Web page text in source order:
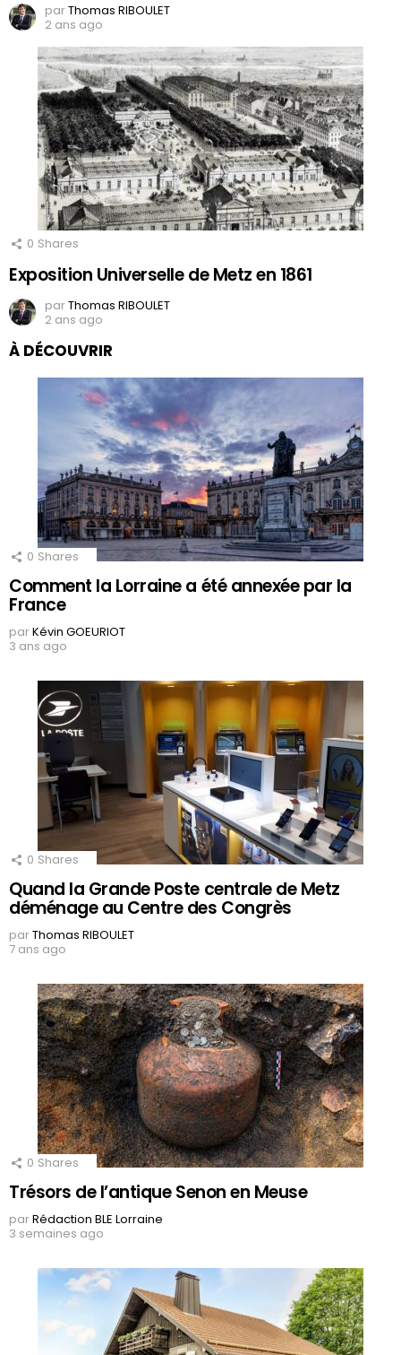
parThomas RIBOULET
2 ans ago
0 Shares
Exposition Universelle de Metz en 1861
parThomas RIBOULET
2 ans ago
À DÉCOUVRIR
0 Shares
Comment la Lorraine a été annexée par la
France
parKévin GOEURIOT
3 ans ago
0 Shares
Quand la Grande Poste centrale de Metz
déménage au Centre des Congrès
parThomas RIBOULET
7 ans ago
0 Shares
Trésors de l’antique Senon en Meuse
parRédaction BLE Lorraine
3 semaines ago